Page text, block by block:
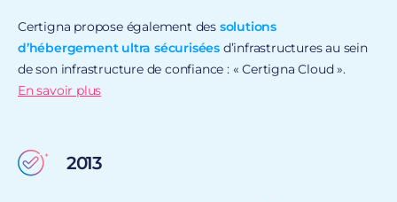
Certigna propose également des solutions
d’hébergement ultra sécurisées d’infrastructures au sein
de son infrastructure de confiance : « Certigna Cloud ».
En savoir plus
2013